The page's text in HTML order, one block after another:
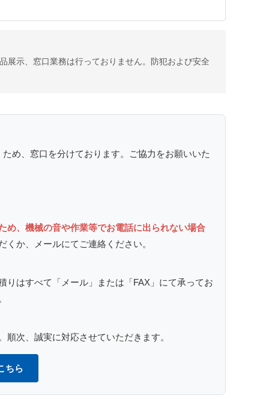
展示、窓口業務は行っておりません。 防犯および安全
め、窓口を分けております。ご協力をお願いいた
、機械の音や作業等でお電話に出られない場合
か、メールにてご連絡ください。
りはすべて「メール」または「FAX」 にて承ってお
順次、誠実に対応させていただきます。
ちら